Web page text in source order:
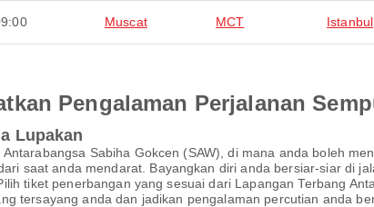
Muscat MCT Istanbul
Pengalaman Perjalanan
Lupakan
Sabiha Gokcen (SAW), di mana anda boleh
saat anda mendarat. Bayangkan diri anda bersiar-siar di
tiket penerbangan yang sesuai dari Lapangan Terbang
tersayang anda dan jadikan pengalaman percutian anda